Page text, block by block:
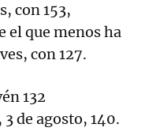
con 153,
el que menos ha
con 127.
132
de agosto, 140.